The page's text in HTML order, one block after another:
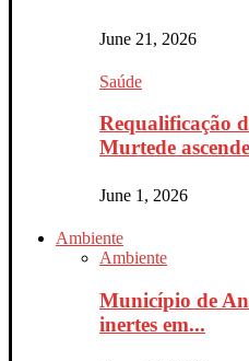
June 21, 2026
Saúde
Requalificação
Murtede
June 1, 2026
Ambiente
Ambiente
Município de
inertes em...